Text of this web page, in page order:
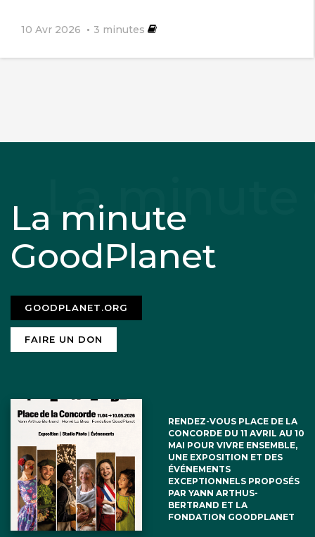
10 Avr 2026 3 minutes
La minute
GoodPlanet
GOODPLANET.ORG
FAIRE UN DON
RENDEZ-VOUS PLACE DE LA
CONCORDE DU 11 AVRIL AU 10
MAI POUR VIVRE ENSEMBLE,
UNE EXPOSITION ET DES
ÉVÉNEMENTS
EXCEPTIONNELS PROPOSÉS
PAR YANN ARTHUS-
BERTRAND ET LA
FONDATION GOODPLANET